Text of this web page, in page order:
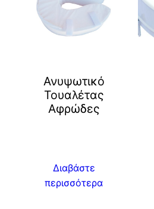
Ανυψωτικό
Τουαλέτας
Αφρώδες
Διαβάστε
περισσότερα